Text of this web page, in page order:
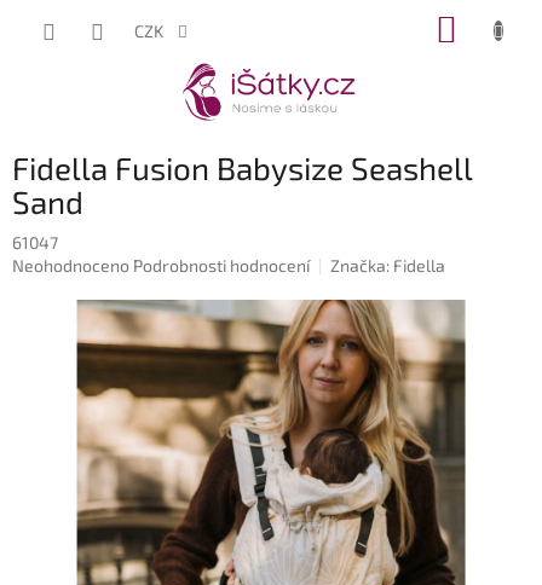
CZK
Fidella Fusion Babysize Seashell
Sand
61047
Průměrné
produktu
hvězdiček.
Neohodnoceno Podrobnosti hodnocení Značka: Fidella